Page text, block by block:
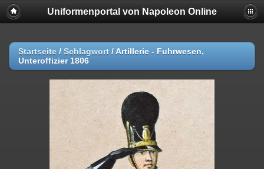
Uniformenportal von Napoleon Online
Startseite / Schlagwort / Artillerie - Fuhrwesen,
Unteroffizier 1806